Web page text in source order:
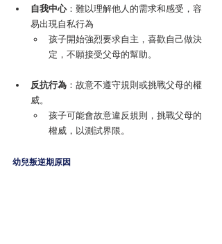
自我中心：難以理解他人的需求和感受，容
易出現自私行為
孩子開始強烈要求自主，喜歡自己做決
定，不願接受父母的幫助。
反抗行為 ：故意不遵守規則或挑戰父母的權
威。
孩子可能會故意違反規則，挑戰父母的
權威，以測試界限。
幼兒叛逆期原因